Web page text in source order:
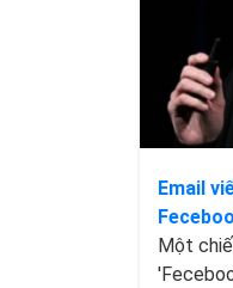
Email
Một